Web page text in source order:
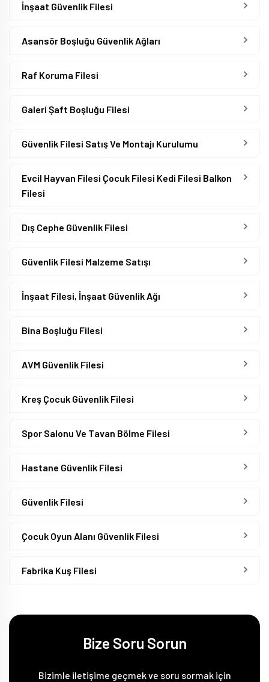
İnşaat Güvenlik Filesi
Asansör Boşluğu Güvenlik Ağları
Raf Koruma Filesi
Galeri Şaft Boşluğu Filesi
Güvenlik Filesi Satış Ve Montajı Kurulumu
Evcil Hayvan Filesi Çocuk Filesi Kedi Filesi Balkon
Filesi
Dış Cephe Güvenlik Filesi
Güvenlik Filesi Malzeme Satışı
İnşaat Filesi, İnşaat Güvenlik Ağı
Bina Boşluğu Filesi
AVM Güvenlik Filesi
Kreş Çocuk Güvenlik Filesi
Spor Salonu Ve Tavan Bölme Filesi
Hastane Güvenlik Filesi
Güvenlik Filesi
Çocuk Oyun Alanı Güvenlik Filesi
Fabrika Kuş Filesi
Bize Soru Sorun
Bizimle iletişime geçmek ve soru sormak için